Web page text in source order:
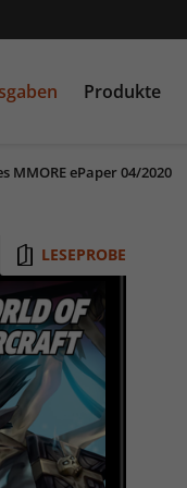
Produkte
MMORE ePaper 04/2020
LESEPROBE